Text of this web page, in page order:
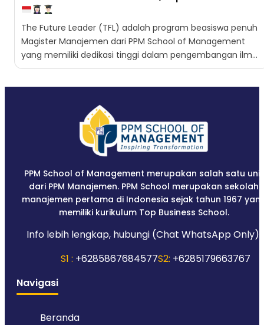
The Future Leader (TFL) adalah program beasiswa penuh
Magister Manajemen dari PPM School of Management
yang memiliki dedikasi tinggi dalam pengembangan ilmu
manajemen. Program ini...
PPM School of Management merupakan salah satu unit
dari PPM Manajemen. PPM School merupakan sekolah
manajemen pertama di Indonesia sejak tahun 1967
memiliki kurikulum Top Business School.
Info lebih lengkap, hubungi (Chat WhatsApp Only):
S1 : +6285867684577S2: +6285179663767
Navigasi
Beranda